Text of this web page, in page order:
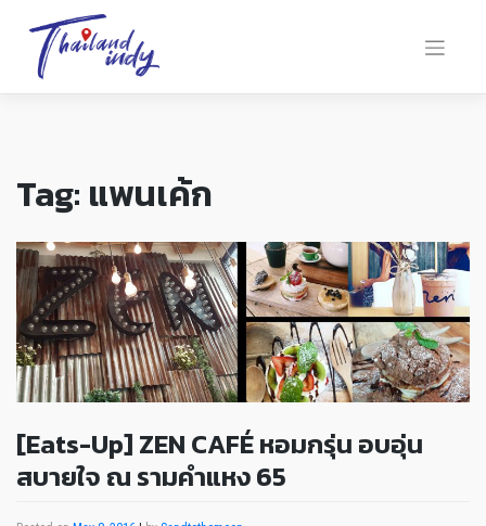
Tag: แพนเค้ก
[Eats-Up] ZEN CAFÉ หอมกรุ่น อบอุ่น
สบายใจ ณ รามคำแหง 65